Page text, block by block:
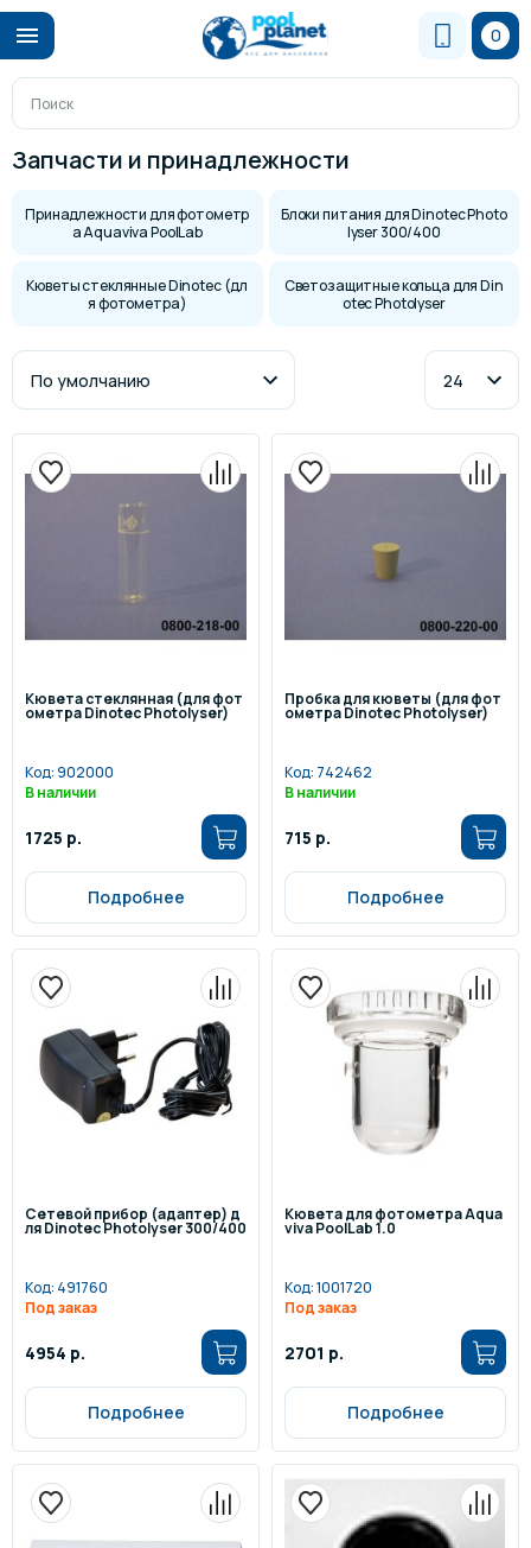
0
Запчасти и принадлежности
Принадлежности для фотометр
а Aquaviva PoolLab
Блоки питания для Dinotec Photo
lyser 300/400
Кюветы стеклянные Dinotec (дл
я фотометра)
Светозащитные кольца для Din
otec Photolyser
Кювета стеклянная (для фот
ометра Dinotec Photolyser)
Код:902000
В наличии
1725 р.
Подробнее
Пробка для кюветы (для фот
ометра Dinotec Photolyser)
Код: 742462
В наличии
715 р.
Подробнее
Сетевой прибор (адаптер) д
ля Dinotec Photolyser 300/400
Код: 491760
Под заказ
4954 р.
Подробнее
Кювета для фотометра Aqua
viva PoolLab 1.0
Код:1001720
Под заказ
2701 р.
Подробнее